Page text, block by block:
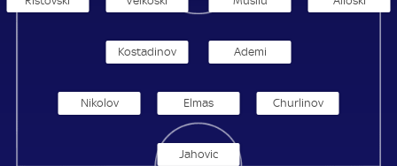
Kostadinov Ademi
Nikolov Elmas Churlinov
Jahovic